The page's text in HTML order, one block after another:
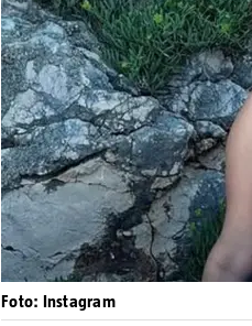
Foto: Instagram